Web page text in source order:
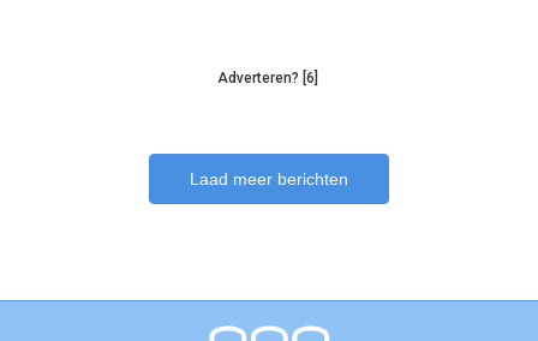
Adverteren? [6]
Laad meer berichten